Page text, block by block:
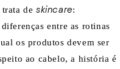
de skincare:
entre as rotinas
os produtos devem ser
ao cabelo, a história é